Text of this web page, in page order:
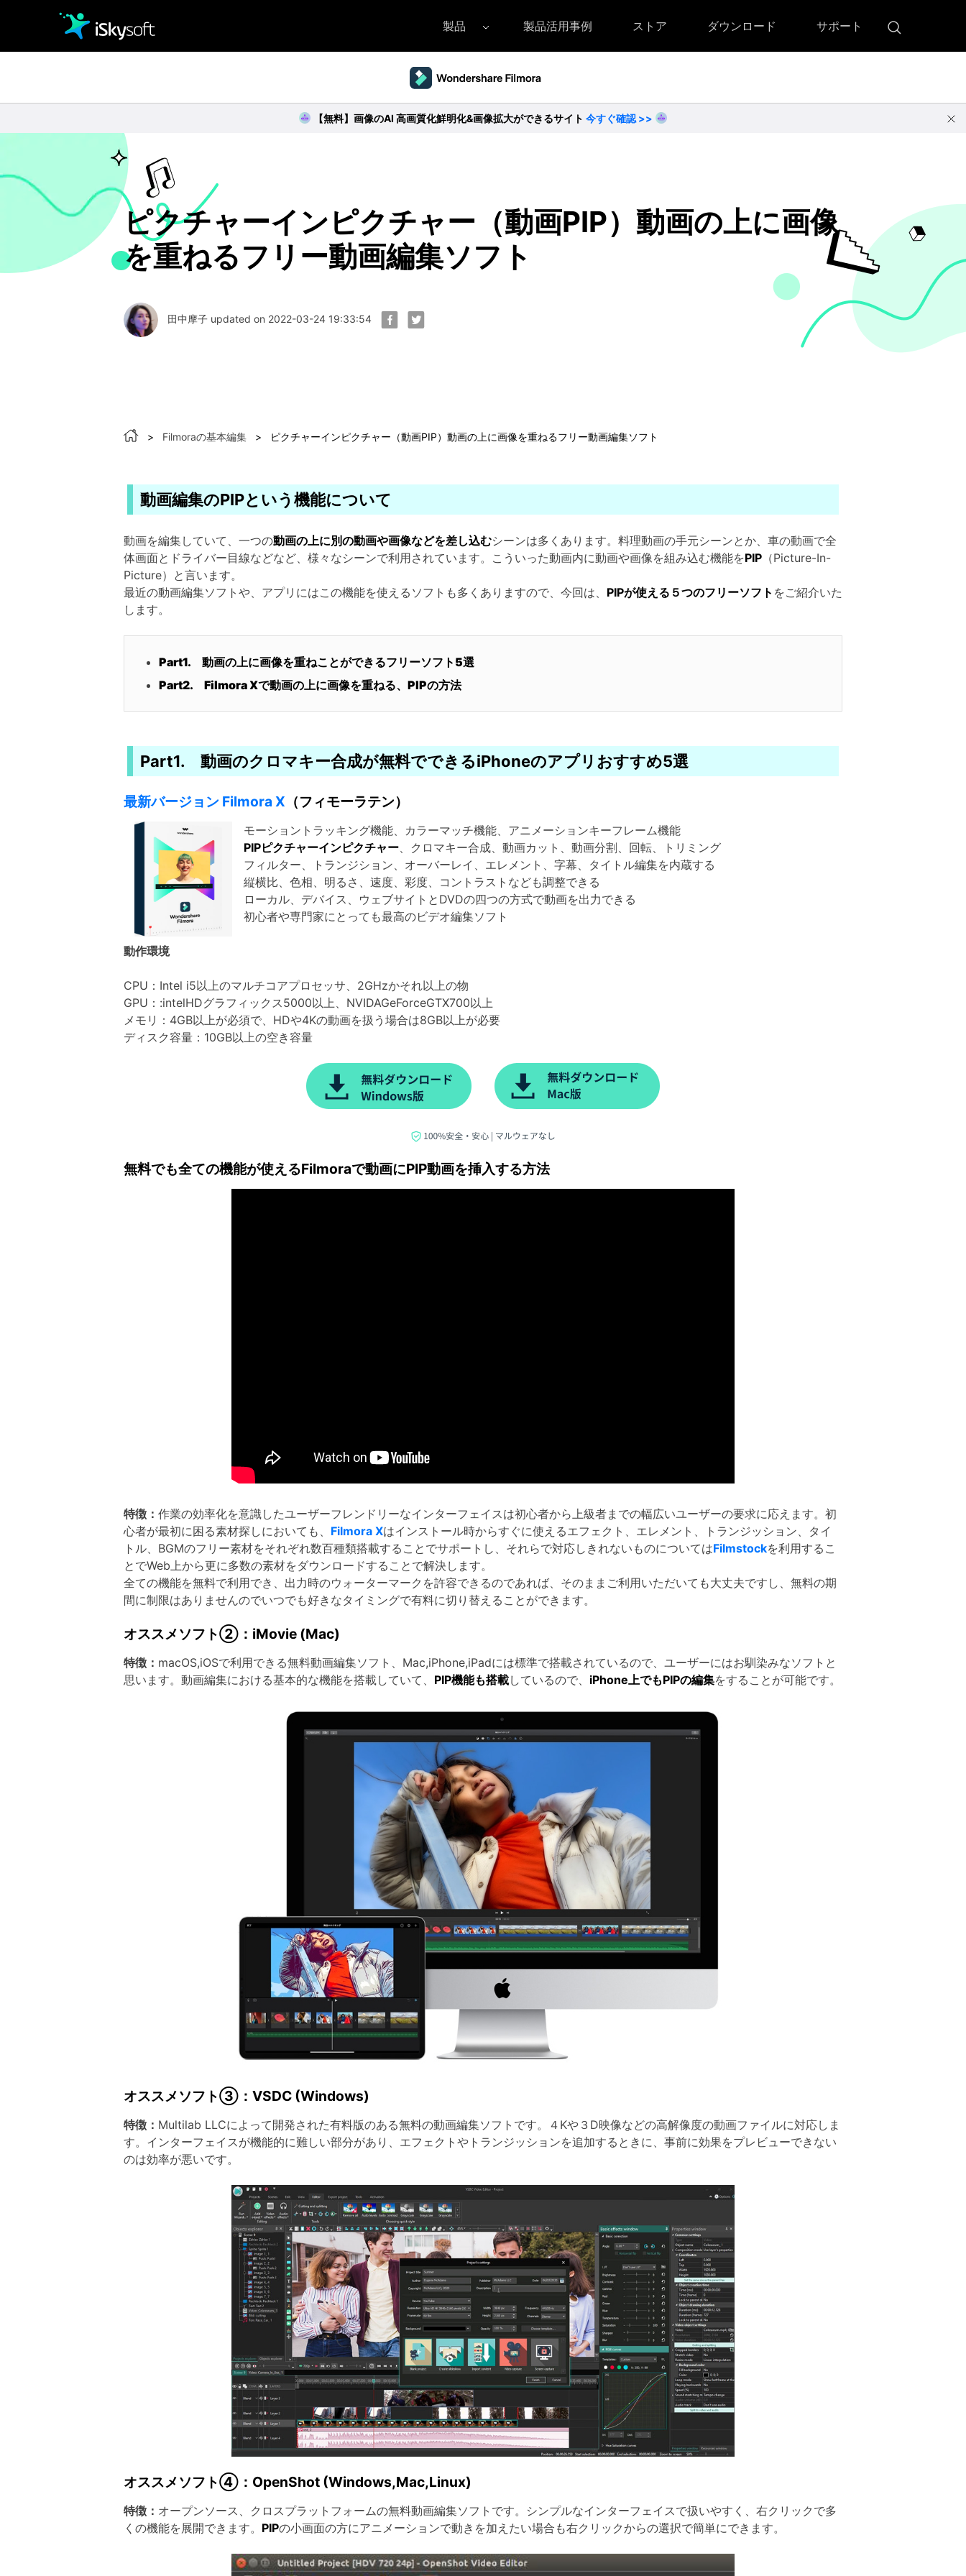
製品
ユーティリティ
Filmora（フィモーラ）
• DVD Memory for Windows
製品活用事例 ストア ダウンロード サポート
【無料】画像のAI 高画質化鮮明化&画像拡大ができるサイト 今すぐ確認 >>
ピクチャーインピクチャー（動画PIP）動画の上に画像
を重ねるフリー動画編集ソフト
田中摩子 updated on 2022-03-24 19:33:54
> Filmoraの基本編集 > ピクチャーインピクチャー（動画PIP）動画の上に画像を重ねるフリー動画編集ソフト
動画編集のPIPという機能について
動画を編集していて、一つの動画の上に別の動画や画像などを差し込むシーンは多くあります。料理動画の手元シーンとか、車の動画で全
体画面とドライバー目線などなど、様々なシーンで利用されています。こういった動画内に動画や画像を組み込む機能をPIP （Picture-In-
Picture）と言います。
最近の動画編集ソフトや、アプリにはこの機能を使えるソフトも多くありますので、今回は、 PIPが使える５つのフリーソフト をご紹介いた
します。
Part1. 動画の上に画像を重ねことができるフリーソフト5選
Part2. Filmora Xで動画の上に画像を重ねる、PIPの方法
Part1. 動画のクロマキー合成が無料でできるiPhoneのアプリおすすめ5選
最新バージョン Filmora X （フィモーラテン）
モーショントラッキング機能、カラーマッチ機能、アニメーションキーフレーム機能
PIPピクチャーインピクチャー、クロマキー合成、動画カット、動画分割、回転、トリミング
フィルター、トランジション、オーバーレイ、エレメント、字幕、タイトル編集を内蔵する
縦横比、色相、明るさ、速度、彩度、コントラストなども調整できる
ローカル、デバイス、ウェブサイトとDVDの四つの方式で動画を出力できる
初心者や専門家にとっても最高のビデオ編集ソフト
動作環境
CPU：Intel i5以上のマルチコアプロセッサ、2GHzかそれ以上の物
GPU：:intelHDグラフィックス5000以上、NVIDAGeForceGTX700以上
メモリ：4GB以上が必須で、HDや4Kの動画を扱う場合は8GB以上が必要
ディスク容量：10GB以上の空き容量
無料でも全ての機能が使えるFilmoraで動画にPIP動画を挿入する方法
特徴： 作業の効率化を意識したユーザーフレンドリーなインターフェイスは初心者から上級者までの幅広いユーザーの要求に応えます。初
心者が最初に困る素材探しにおいても、 Filmora Xはインストール時からすぐに使えるエフェクト、エレメント、トランジッション、タイ
トル、BGMのフリー素材をそれぞれ数百種類搭載することでサポートし、それらで対応しきれないものについてはFilmstockを利用するこ
とでWeb上から更に多数の素材をダウンロードすることで解決します。
全ての機能を無料で利用でき、出力時のウォーターマークを許容できるのであれば、そのままご利用いただいても大丈夫ですし、無料の期
間に制限はありませんのでいつでも好きなタイミングで有料に切り替えることができます。
オススメソフト②：iMovie (Mac)
特徴： macOS,iOSで利用できる無料動画編集ソフト、Mac,iPhone,iPadには標準で搭載されているので、ユーザーにはお馴染みなソフトと
思います。動画編集における基本的な機能を搭載していて、 PIP機能も搭載しているので、 iPhone上でもPIPの編集をすることが可能です。
オススメソフト③：VSDC (Windows)
特徴： Multilab LLCによって開発された有料版のある無料の動画編集ソフトです。４Kや３D映像などの高解像度の動画ファイルに対応しま
す。インターフェイスが機能的に難しい部分があり、エフェクトやトランジッションを追加するときに、事前に効果をプレビューできない
のは効率が悪いです。
オススメソフト④：OpenShot (Windows,Mac,Linux)
特徴： オープンソース、クロスプラットフォームの無料動画編集ソフトです。シンプルなインターフェイスで扱いやすく、右クリックで多
くの機能を展開できます。 PIPの小画面の方にアニメーションで動きを加えたい場合も右クリックからの選択で簡単にできます。